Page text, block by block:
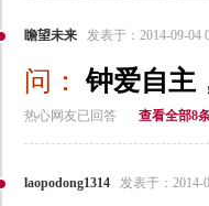
瞻望未来 发表于：2014-09-04
问： 钟爱自主
热心网友已回答 查看全部8
laopodong1314 发表于：2014-